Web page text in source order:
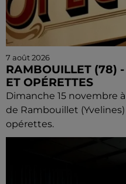
7 août 2026
RAMBOUILLET (78)
ET OPÉRETTES
Dimanche 15 novembre
de Rambouillet
opérettes.